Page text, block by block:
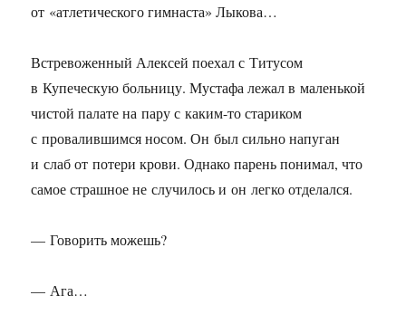
от «атлетического гимнаста» Лыкова…
Встревоженный Алексей поехал с Титусом
в Купеческую больницу. Мустафа лежал в маленькой
чистой палате на пару с каким-то стариком
с провалившимся носом. Он был сильно напуган
и слаб от потери крови. Однако парень понимал, что
самое страшное не случилось и он легко отделался.
— Говорить можешь?
— Ага…